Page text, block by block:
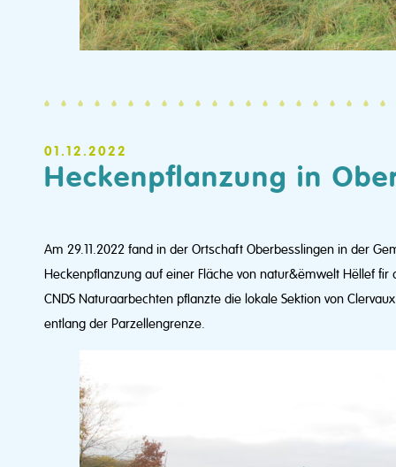
01.12.2022
Heckenpflanzung in
Am 29.11.2022 fand in der Ortschaft Oberbesslingen in der
Heckenpflanzung auf einer Fläche von natur&ëmwelt Hëllef fir
CNDS Naturaarbechten pflanzte die lokale Sektion von
entlang der Parzellengrenze.